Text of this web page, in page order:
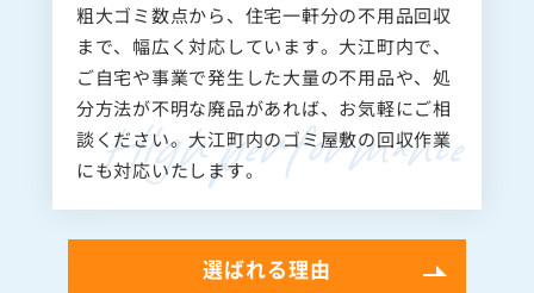
粗大ゴミ数点から、住宅一軒分の不用品回収
まで、幅広く対応しています。大江町内で、
ご自宅や事業で発生した大量の不用品や、処
分方法が不明な廃品があれば、お気軽にご相
談ください。大江町内のゴミ屋敷の回収作業
にも対応いたします。
選ばれる理由